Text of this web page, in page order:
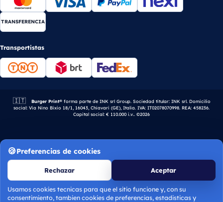
TRANSFERENCIA
Transportistas
🇮🇹 Empresa italiana.
Burger Print®forma parte de INK srl Group. Sociedad titular: INK srl. Domicilio
social: Via Nino Bixio 18/1, 16043, Chiavari (GE), Italia. IVA: IT02078070998. REA: 458236.
Capital social: € 110.000 i.v.. ©2026
Preferencias de cookies
Rechazar Aceptar
Usamos cookies tecnicas para que el sitio funcione y, con su
consentimiento, tambien cookies de preferencias, estadisticas y